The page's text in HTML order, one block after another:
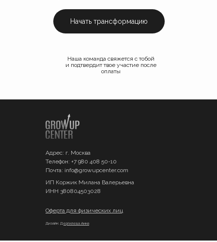
Начать трансформацию
Наша команда свяжется с тобой
и подтвердит твое участие после
оплаты
Адрес: г. Москва
Телефон: +7 980 408 50-10
Почта: info@growupcenter.com
ИП Коржик Милана Валерьевна
ИНН 380804503028
Оферта для физических лиц
Дизайн: Дергилева Анна